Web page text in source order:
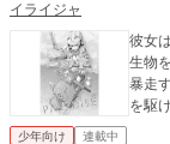
イライジャ
彼女
生物を
暴走
を駆
少年向け 連載中